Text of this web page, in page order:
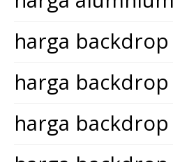
harga
harga backdrop
harga